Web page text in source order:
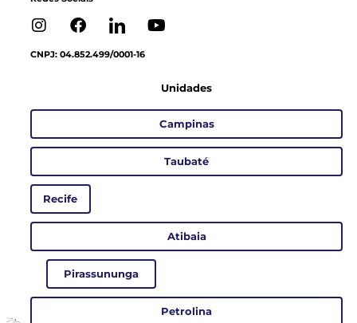
CNPJ: 04.852.499/0001-16
Unidades
Campinas
Taubaté
Recife
Atibaia
Pirassununga
Petrolina